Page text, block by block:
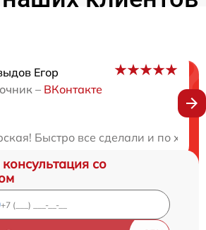
Егор
– ВКонтакте
Быстро все сделали и по
со